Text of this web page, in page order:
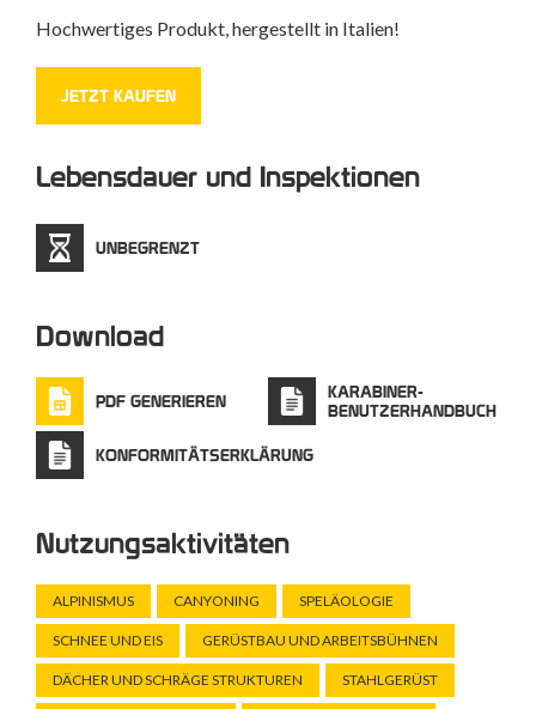
Hochwertiges Produkt, hergestellt in Italien!
JETZT KAUFEN
Lebensdauer und Inspektionen
UNBEGRENZT
Download
PDF GENERIEREN
KARABINER-
BENUTZERHANDBUCH
KONFORMITÄTSERKLÄRUNG
Nutzungsaktivitäten
ALPINISMUS CANYONING SPELÄOLOGIE
SCHNEE UND EIS GERÜSTBAU UND ARBEITSBÜHNEN
DÄCHER UND SCHRÄGE STRUKTUREN STAHLGERÜST